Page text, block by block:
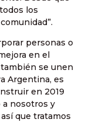
los
personas o
en el
se unen
Argentina, es
en 2019
a nosotros y
que tratamos